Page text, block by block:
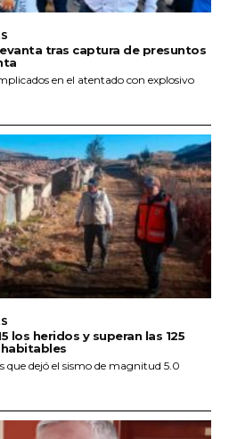
tras captura de presuntos
en el atentado con explosivo
los heridos y superan las 125
que dejó el sismo de magnitud 5.0